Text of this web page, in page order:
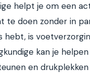
helpt je om een
te doen zonder in
hebt, is
kan je
en